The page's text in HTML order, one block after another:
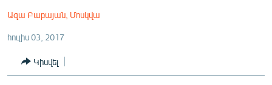
ՏՆՏԵՍՈՒԹՅՈՒՆ
Ազա Բաբայան, Մոսկվա
հուլիս 03, 2017
Կիսվել